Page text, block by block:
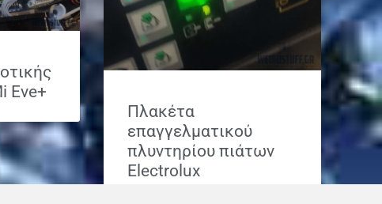
Eve+
Πλακέτα
επαγγελματικού
πλυντηρίου πιάτων
Electrolux